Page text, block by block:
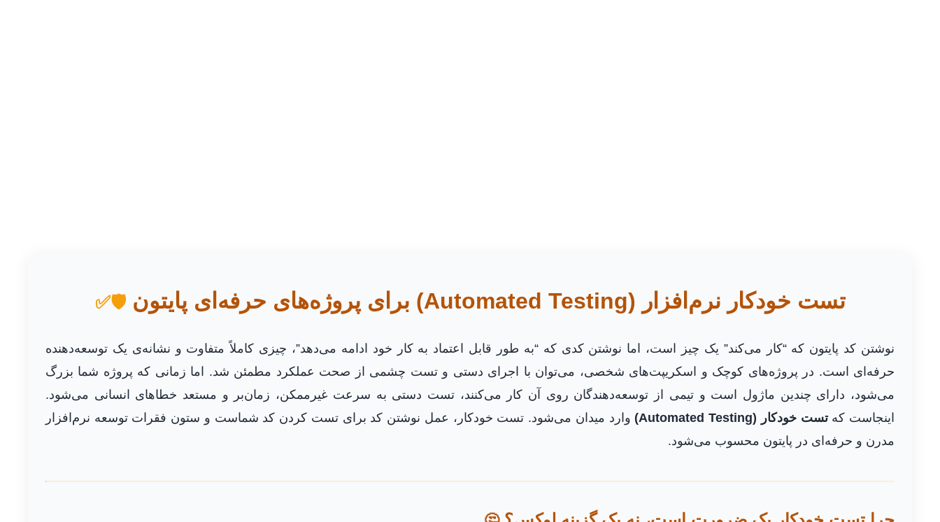
تست خودکار نرم‌افزار (Automated Testing) برای پروژه‌های حرفه‌ای پایتون 🛡️✅
نوشتن کد پایتون که “کار می‌کند” یک چیز است، اما نوشتن کدی که “به طور قابل اعتماد به کار خود ادامه می‌دهد”، چیزی کاملاً متفاوت و نشانه‌ی یک توسعه‌دهنده
حرفه‌ای است. در پروژه‌های کوچک و اسکریپت‌های شخصی، می‌توان با اجرای دستی و تست چشمی از صحت عملکرد مطمئن شد. اما زمانی که پروژه شما بزرگ
می‌شود، دارای چندین ماژول است و تیمی از توسعه‌دهندگان روی آن کار می‌کنند، تست دستی به سرعت غیرممکن، زمان‌بر و مستعد خطاهای انسانی می‌شود.
اینجاست کهتست خودکار (Automated Testing)
وارد میدان می‌شود. تست خودکار، عمل نوشتن کد برای تست کردن کد شماست و ستون فقرات توسعه نرم‌افزار
مدرن و حرفه‌ای در پایتون محسوب می‌شود.